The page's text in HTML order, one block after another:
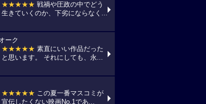
★★★★★ 戦禍や圧政の中でどう
生きていくのか、下劣にならなく...
ーク
★★★★★ 素直にいい作品だった
と思います。 それにしても、永...
★★★★★ この夏一番マスコミが
宣伝したくない映画No.1であ...